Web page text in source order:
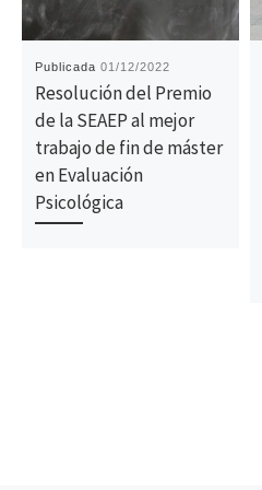
Publicada01/12/2022
Resolución del Premio
de la SEAEP al mejor
trabajo de fin de máster
en Evaluación
Psicológica